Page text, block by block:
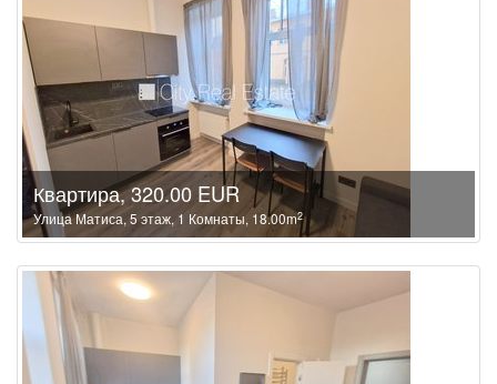
Квартира, 320.00 EUR
Улица Матиса, 5 этаж, 1 Комнаты, 18.00m2